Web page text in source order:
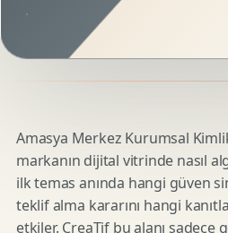
Amasya Merkez Kurumsal Kimlik
markanın dijital vitrinde nasıl
ilk temas anında hangi güven
teklif alma kararını hangi
etkiler. CreaTif bu alanı